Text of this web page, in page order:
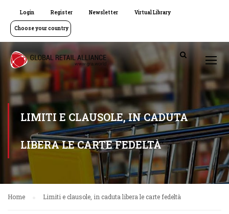
Login Register Newsletter Virtual Library
Choose your country
LIMITI E CLAUSOLE, IN CADUTA
LIBERA LE CARTE FEDELTÀ
Home Limiti e clausole, in caduta libera le carte fedeltà